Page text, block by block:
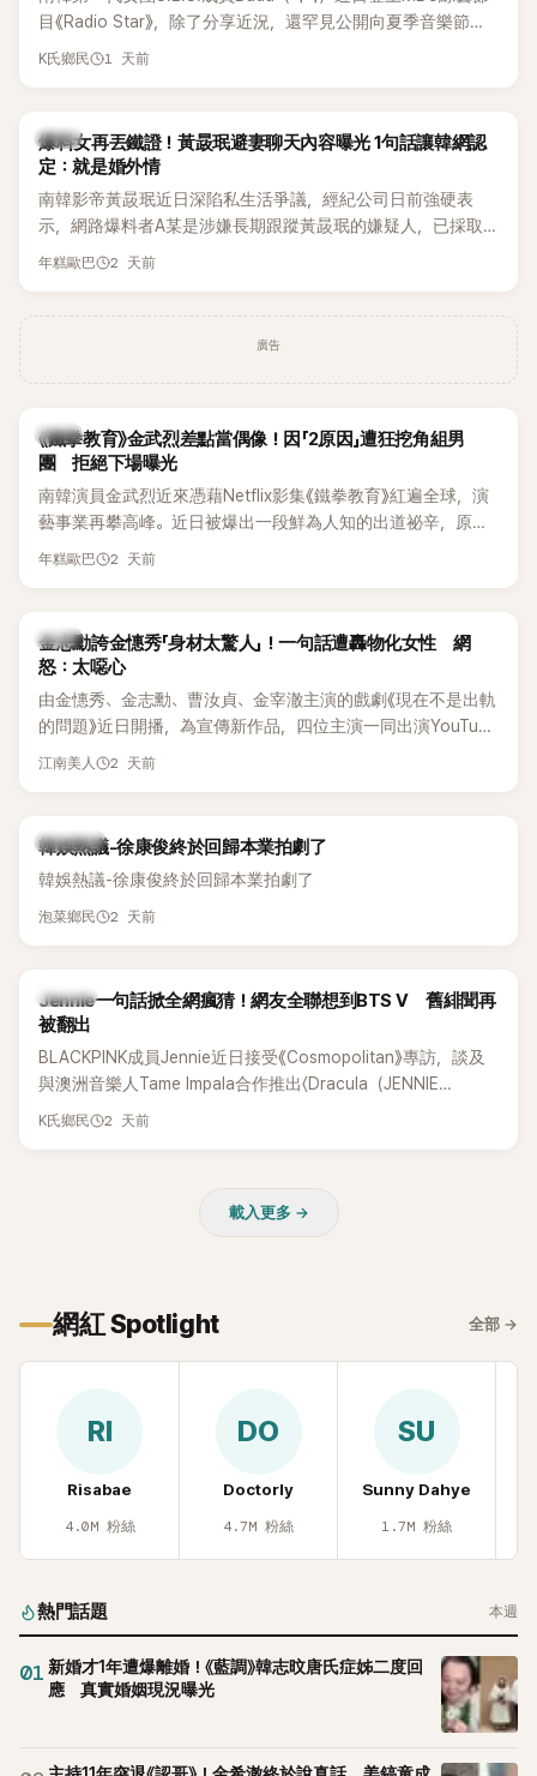
麼大，不知道才奇怪吧。」一來一往，氣氛反而更加輕鬆。 談到
當年情況，李智惠終於鬆口坦言，當時確實被質疑動過隆胸手
術。她回憶：「拍了比基尼照片之後，就開始被說是不是去隆乳
了。」為了澄清誤會，她只好親自站出來說清楚。 李智惠進一步
想，既然一直說我有做，那我乾脆把腋下給大家看，證明我根
本沒動過。」一句話說完，全場瞬間炸鍋，來賓又驚又笑。 事實
上，早在 2006 年，李智惠就為了證明自己沒有「隆乳」，真的
召開了一場泳裝記者招待會。當時她穿著比基尼站在一排攝影
這段為平息爭議、直接公開腋下畫面自證清白的往事再度被提
《脫掉鞋子恢單4Men》 中，親自公開那張當年引發話題的「腋下
比基尼照」，再次重提這段至今仍被粉絲視為黑歷史代表作的事
員身分出道，該團在 2000 年代初期紅極一時，由李智惠、徐
智英兩位女成員，以及張錫炫、Chris Kim 兩位男成員組成。不
過後來爆出長達四年的團內霸凌風波，甚至傳出徐智英母親對
李智惠言語辱罵、動手等爭議，最終團體於 2002 年解散。 團
體解散後，李智惠轉型 solo，靠著綜藝與歌唱實力持續活躍演
藝圈。據悉，她當年能加入 S#arp，也與 李尚敏 的賞識有關。
感情方面，李智惠於 2017 年與圈外男友結婚，婚後育有兩個
目，她經營的 YouTube 頻道也即將突破百萬訂閱，近年內容深
受網友喜愛，再度迎來事業第二春。
目《Radio Star》，除了分享近況，還罕見公開向夏季音樂節
Waterbomb喊話，笑稱自己至今從未受邀演出，更幽默表示：
K氏鄉民 1 天前
韓星
爆料女再丟鐵證！黃晸珉避妻聊天內容曝光 1句話讓韓網認
定：就是婚外情
南韓影帝黃晸珉近日深陷私生活爭議，經紀公司日前強硬表
示，網路爆料者A某是涉嫌長期跟蹤黃晸珉的嫌疑人，已採取
法律行動。不過，A某並未因此停止發聲，5日再度透過社群平
年糕歐巴 2 天前
廣告
韓星
《鐵拳教育》金武烈差點當偶像！因「2原因」遭狂挖角組男
團 拒絕下場曝光
南韓演員金武烈近來憑藉Netflix影集《鐵拳教育》紅遍全球，演
藝事業再攀高峰。近日被爆出一段鮮為人知的出道祕辛，原來
他當年差點不是以演員身分出道，而是成為男團偶像的一員。
年糕歐巴 2 天前
韓星
金志勳誇金憓秀「身材太驚人」！一句話遭轟物化女性 網
怒：太噁心
由金憓秀、金志勳、曹汝貞、金宰澈主演的戲劇《現在不是出軌
的問題》近日開播，為宣傳新作品，四位主演一同出演YouTube
節目，不料訪談中的一段發言卻意外掀起爭議。不少網友認
江南美人 2 天前
熱議討論
韓娛熱議-徐康俊終於回歸本業拍劇了
韓娛熱議-徐康俊終於回歸本業拍劇了
泡菜鄉民 2 天前
K-POP
Jennie一句話掀全網瘋猜！網友全聯想到BTS V 舊緋聞再
被翻出
BLACKPINK成員Jennie近日接受《Cosmopolitan》專訪，談及
與澳洲音樂人Tame Impala合作推出〈Dracula（JENNIE
Remix）〉的幕後故事，沒想到她一句關於「共同朋友」的回答，
K氏鄉民 2 天前
載入更多 →
網紅 Spotlight 全部 →
RI
Risabae
4.0M 粉絲
DO
Doctorly
4.7M 粉絲
SU
Sunny Dahye
1.7M 粉絲
熱門話題 本週
01 新婚才1年遭爆離婚！《藍調》韓志旼唐氏症姊二度回
應 真實婚姻現況曝光